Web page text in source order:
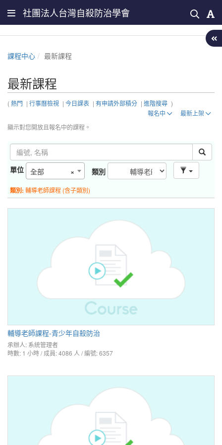
社團法人台灣自殺防治學會
課程中心 最新課程
最新課程
(熱門 | 行事曆檢視 | 今日課表 | 有申請外部積分 | 進階搜尋 )
報名中
最新上架
顯示對您開放且報名中的課程。
單位 ×
全部 類別
類別: 輔導老師課程 (含子類別)
輔導老師課程-青少年自殺防治
承辦人: 系統管理者
時數: 1 小時 / 成員: 4086 人 / 編號: 6357